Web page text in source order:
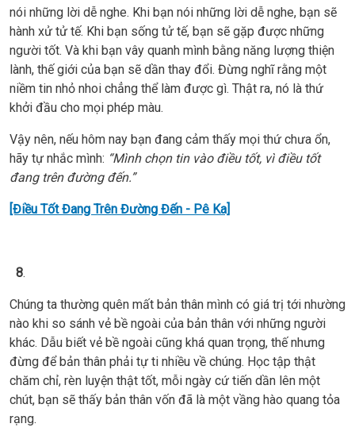
nói những lời dễ nghe. Khi bạn nói những lời dễ nghe, bạn sẽ
hành xử tử tế. Khi bạn sống tử tế, bạn sẽ gặp được những
người tốt. Và khi bạn vây quanh mình bằng năng lượng thiện
lành, thế giới của bạn sẽ dần thay đổi. Đừng nghĩ rằng một
niềm tin nhỏ nhoi chẳng thể làm được gì. Thật ra, nó là thứ
khởi đầu cho mọi phép màu.
Vậy nên, nếu hôm nay bạn đang cảm thấy mọi thứ chưa ổn,
hãy tự nhắc mình: “Mình chọn tin vào điều tốt, vì điều tốt
đang trên đường đến.”
[Điều Tốt Đang Trên Đường Đến - Pê Ka]
8.
Chúng ta thường quên mất bản thân mình có giá trị tới nhường
nào khi so sánh vẻ bề ngoài của bản thân với những người
khác. Dẫu biết vẻ bề ngoài cũng khá quan trọng, thế nhưng
đừng để bản thân phải tự ti nhiều về chúng. Học tập thật
chăm chỉ, rèn luyện thật tốt, mỗi ngày cứ tiến dần lên một
chút, bạn sẽ thấy bản thân vốn đã là một vầng hào quang tỏa
rạng.